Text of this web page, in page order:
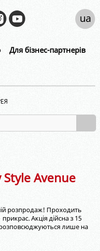
Для бізнес-партнерів
ua
Avenue
розпродаж! Проходить
Акцiя дiйсна з 15
лише на